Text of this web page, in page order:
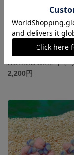
NORDIC GIRL イヤ
2,200円